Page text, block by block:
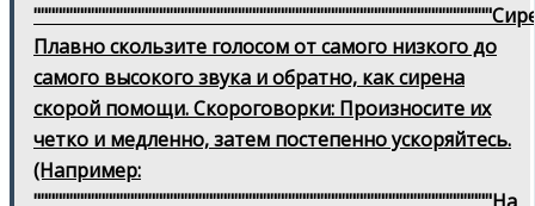
Плавно скользите голосом от самого низкого до
самого высокого звука и обратно, как сирена
скорой помощи. Скороговорки: Произносите их
четко и медленно, затем постепенно ускоряйтесь.
(Например: